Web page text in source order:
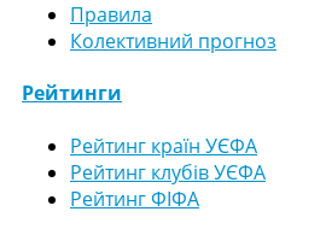
Правила
Колективний прогноз
Рейтинги
Рейтинг країн УЄФА
Рейтинг клубів УЄФА
Рейтинг ФІФА